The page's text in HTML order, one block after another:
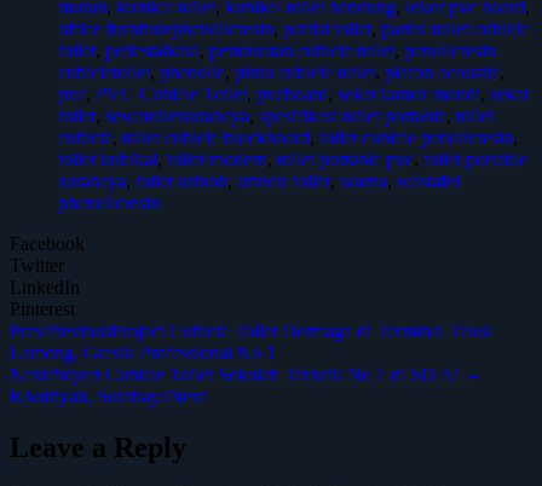
murah, kubikal toilet, kubikel toilet bandung, loker pvc board,
office furniturephenolicresin, partisi toilet, partisi toilet cubicle
toilet, pedestalkaki, pembuatan cubicle toilet, penolicresin
cubicletoilet, phenolic, pintu cubicle toilet, plafon acoustic,
pvc, PVC Cubicle Toilet, pvcboard, sekat kamar mandi, sekat
toilet, sewatoiletsurabaya, spesifikasi toilet portable, toilet
cubicle, toilet cubicle blockboard, toilet cubicle penolicresin,
toilet kubikal, toilet modern, toilet portable pvc, toilet portable
surabaya, toilet urinoir, urinoir toilet, warna, wastafel
phenolicresin
Facebook
Twitter
LinkedIn
Pinterest
PrevPreviousProject Cubicle Toilet Dermaga di Terminal Teluk
Lamong, Gresik Professional No 1
NextProject Cubicle Toilet Sekolah Terbaik No 1 di SD AL –
Khoiriyah, SurabayaNext
Leave a Reply